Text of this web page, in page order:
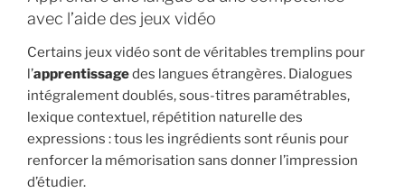
avec l’aide des jeux vidéo
Certains jeux vidéo sont de véritables tremplins pour
l’apprentissagedes langues étrangères. Dialogues
intégralement doublés, sous-titres paramétrables,
lexique contextuel, répétition naturelle des
expressions : tous les ingrédients sont réunis pour
renforcer la mémorisation sans donner l’impression
d’étudier.